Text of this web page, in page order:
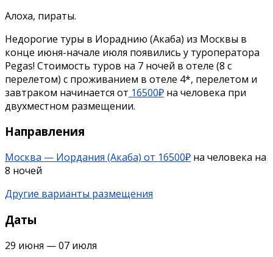
Алоха, пираты.
Недорогие туры в Иораднию (Акаба) из Москвы в
конце июня-начале июля появились у туроператора
Pegas! Стоимость туров на 7 ночей в отеле (8 с
перелетом) с проживанием в отеле 4*, перелетом и
завтраком начинается от 16500₽ на человека при
двухместном размещении.
Направления
Москва — Иордания (Акаба) от 16500₽ на человека на
8 ночей
Другие варианты размещения
Даты
29 июня — 07 июля